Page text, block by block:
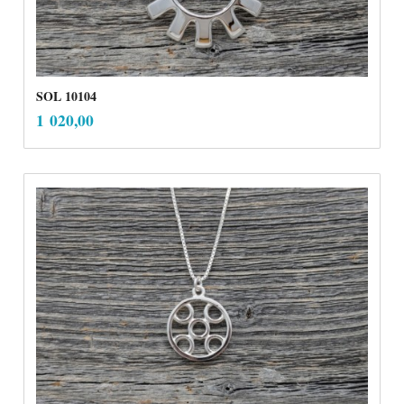
SOL 10104
Pris
1 020,00